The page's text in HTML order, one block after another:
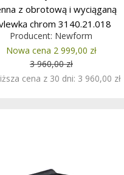
z obrotową i wyciąganą
chrom 3140.21.018
WIETRZENIE MAGAZYNU!!
Producent: Newform
Nowa cena 2 999,00 zł
3 960,00 zł
cena z 30 dni: 3 960,00 zł